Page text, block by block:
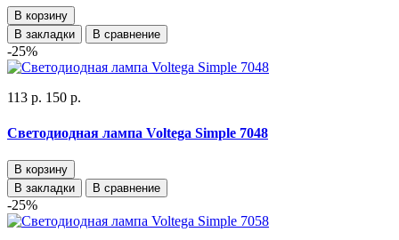
В корзину
В закладки
В сравнение
-25%
113 р. 150 р.
Светодиодная лампа Voltega Simple 7048
В корзину
В закладки
В сравнение
-25%